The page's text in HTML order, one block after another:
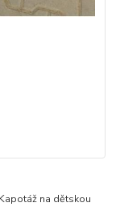
na dětskou